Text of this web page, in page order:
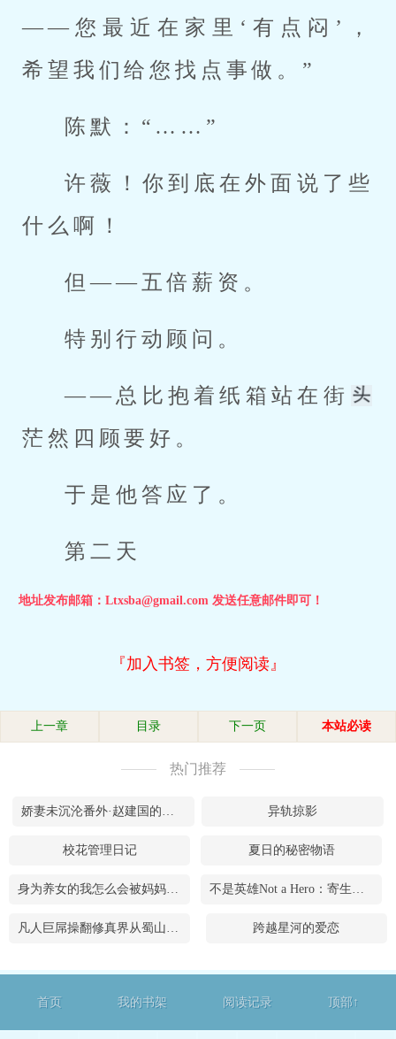
——您最近在家里‘有点闷’，
希望我们给您找点事做。”
陈默：“……”
许薇！你到底在外面说了些
什么啊！
但——五倍薪资。
特别行动顾问。
——总比抱着纸箱站在街
茫然四顾要好。
于是他答应了。
第二天
地址发布邮箱：Ltxsba@gmail.com 发送任意邮件即可！
『加入书签，方便阅读』
上一章 目录 下一页 本站必读
热门推荐
娇妻未沉沦番外·赵建国的夏天 异轨掠影
校花管理日记 夏日的秘密物语
身为养女的我怎么会被妈妈推倒 不是英雄Not a Hero：寄生粘液与S级女英雄的堕落
凡人巨屌操翻修真界从蜀山圣女开始沦陷 跨越星河的爱恋
首页 我的书架 阅读记录 顶部↑